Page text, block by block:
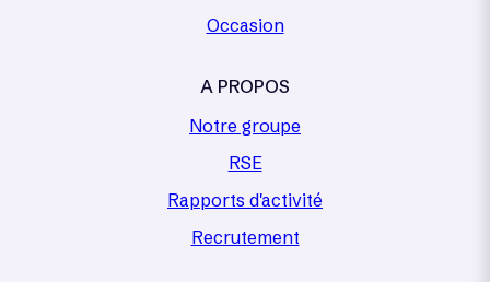
Occasion
A PROPOS
Notre groupe
RSE
Rapports d'activité
Recrutement